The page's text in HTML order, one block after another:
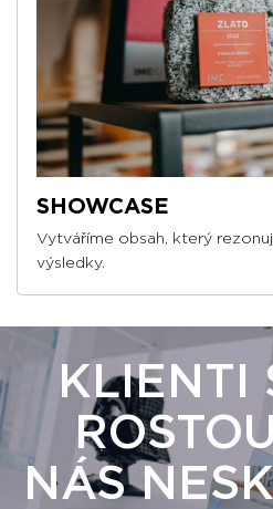
SHOWCASE
Vytváříme obsah, který
výsledky.
KLIENTI
NÁS